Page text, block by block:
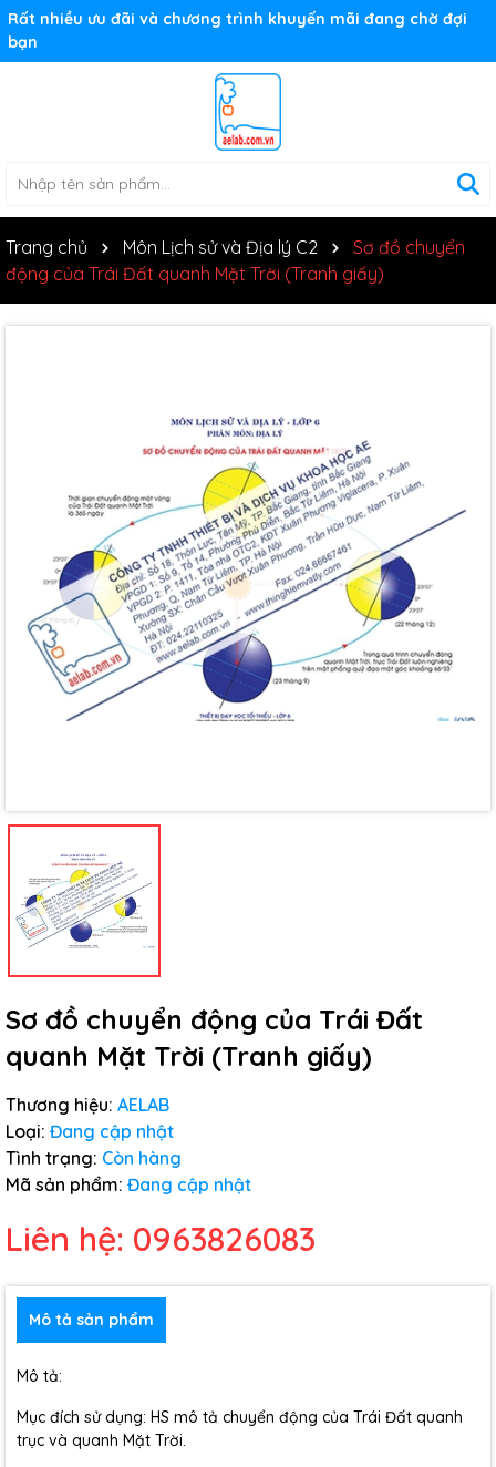
Rất nhiều ưu đãi và chương trình khuyến mãi đang chờ đợi
bạn
Trang chủ Môn Lịch sử và Địa lý C2
Sơ đồ chuyển
động của Trái Đất quanh Mặt Trời (Tranh giấy)
Sơ đồ chuyển động của Trái Đất
quanh Mặt Trời (Tranh giấy)
Thương hiệu: AELAB
Loại: Đang cập nhật
Tình trạng: Còn hàng
Mã sản phẩm: Đang cập nhật
Liên hệ: 0963826083
Mô tả sản phẩm
Mô tả:
Mục đích sử dụng: HS mô tả chuyển động của Trái Đất quanh
trục và quanh Mặt Trời.